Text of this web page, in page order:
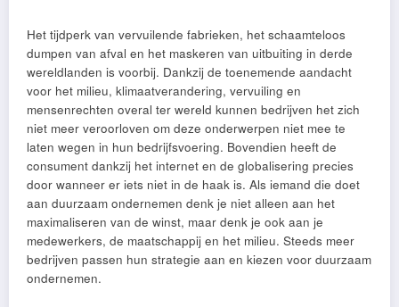
Het tijdperk van vervuilende fabrieken, het schaamteloos
dumpen van afval en het maskeren van uitbuiting in derde
wereldlanden is voorbij. Dankzij de toenemende aandacht
voor het milieu, klimaatverandering, vervuiling en
mensenrechten overal ter wereld kunnen bedrijven het zich
niet meer veroorloven om deze onderwerpen niet mee te
laten wegen in hun bedrijfsvoering. Bovendien heeft de
consument dankzij het internet en de globalisering precies
door wanneer er iets niet in de haak is. Als iemand die doet
aan duurzaam ondernemen denk je niet alleen aan het
maximaliseren van de winst, maar denk je ook aan je
medewerkers, de maatschappij en het milieu. Steeds meer
bedrijven passen hun strategie aan en kiezen voor duurzaam
ondernemen.